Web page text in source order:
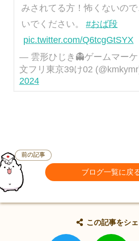
みされてる方！怖くないの
いでください。
#おば段
pic.twitter.com/Q6tcgGtSYX
— 雲形ひじき👻ゲームマー
文フリ東京39け02
2024
前の記事
ブログ一覧に戻
この記事をシ